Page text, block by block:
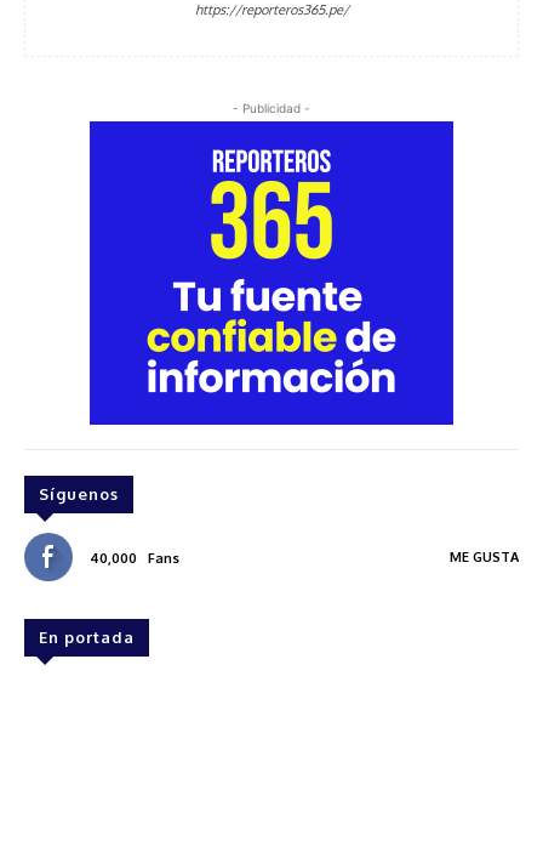
https://reporteros365.pe/
- Publicidad -
Síguenos
40,000 Fans ME GUSTA
En portada